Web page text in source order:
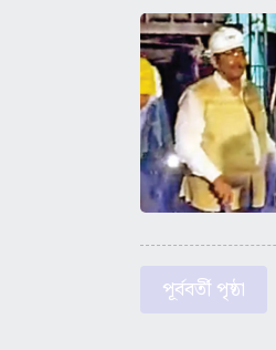
পূর্ববর্তী পৃষ্ঠা